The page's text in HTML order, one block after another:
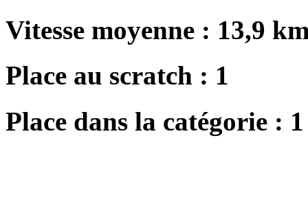
Vitesse moyenne : 13,9
Place au scratch : 1
Place dans la catégorie : 1